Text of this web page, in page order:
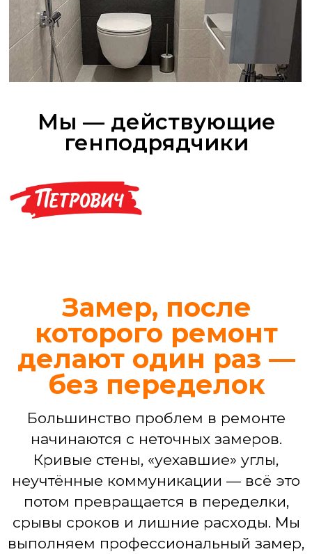
Ремонт ванной комнаты
Демонтаж, гидроизоляция, укладка
плитки, установка сантехники,
монтаж потолка, светильников.
Популярные услуги
независимо от его масштаба
ВАННОЙ
3D-визуализация интерьера
Подбор материалов,
сантехники, мебели
Смета по проекту